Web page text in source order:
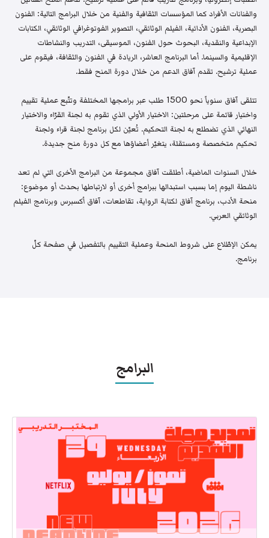
والفنانات الأفراد كما المؤسسات الثقافية والفنية من خلال البرامج التالية: الفنون
البصرية، الفنون الأدائية، الفيلم الوثائقي، التصوير الفوتوغرافي الوثائقي، الكتابات
الإبداعية والنقدية، البحوث حول الفنون، الموسيقى، التدريب والنشاطات
الإقليمية والسينما. أما البرنامج العاشر، الريادة في الفنون والثقافة، فيقوم على
عملية ترشيح. تقدم آفاق الدعم من خلال دورة المنح فقط.
تتلقى آفاق سنوياً نحو 1500 طلب عبر برامجها المختلفة وتتّبع عملية تقييم
واختيار قائمة على مرحلتين: الاختيار الأولي الذي تقوم به لجنة القرّاء والاختيار
النهائي الذي تضطلع به لجنة التحكيم. تُعيّن لكل برنامج لجنة قراء ولجنة
تحكيم متخصصة ومستقلة، يتغيّر أعضاؤها مع كل دورة منح جديدة.
خلال السنوات الماضية، أطلقت آفاق مجموعة من البرامج الأخرى التي لم تعد
ناشطة اليوم إما بسبب استبدالها ببرامج أخرى أو لارتباطها بحدث أو موضوع:
منحة الأدب، برنامج آفاق لكتابة الرواية، تقاطعات، آفاق أكسبرس وبرنامج الفيلم
الوثائقي العربي.
يمكن الإطّلاع على شروط المنحة وعملية التقييم بالتفصيل في صفحة كلّ
برنامج.
البرامج